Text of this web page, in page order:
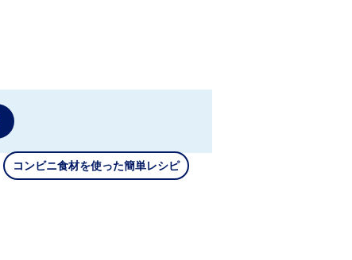
コンビニ食材を使った簡単レシピ